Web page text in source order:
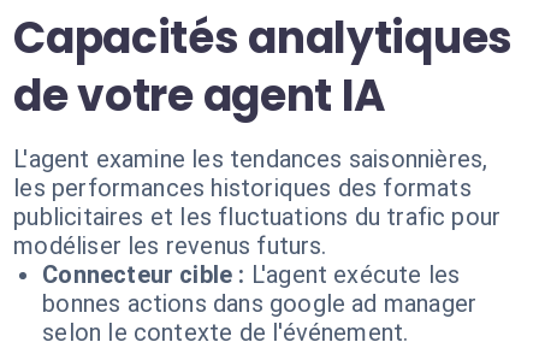
Capacités analytiques
de votre agent IA
L'agent examine les tendances saisonnières,
les performances historiques des formats
publicitaires et les fluctuations du trafic pour
modéliser les revenus futurs.
Connecteur cible : L'agent exécute les
bonnes actions dans google ad manager
selon le contexte de l'événement.